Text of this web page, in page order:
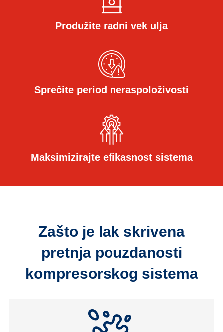
Produžite radni vek ulja
Sprečite period neraspoloživosti
Maksimizirajte efikasnost sistema
Zašto je lak skrivena
pretnja pouzdanosti
kompresorskog sistema